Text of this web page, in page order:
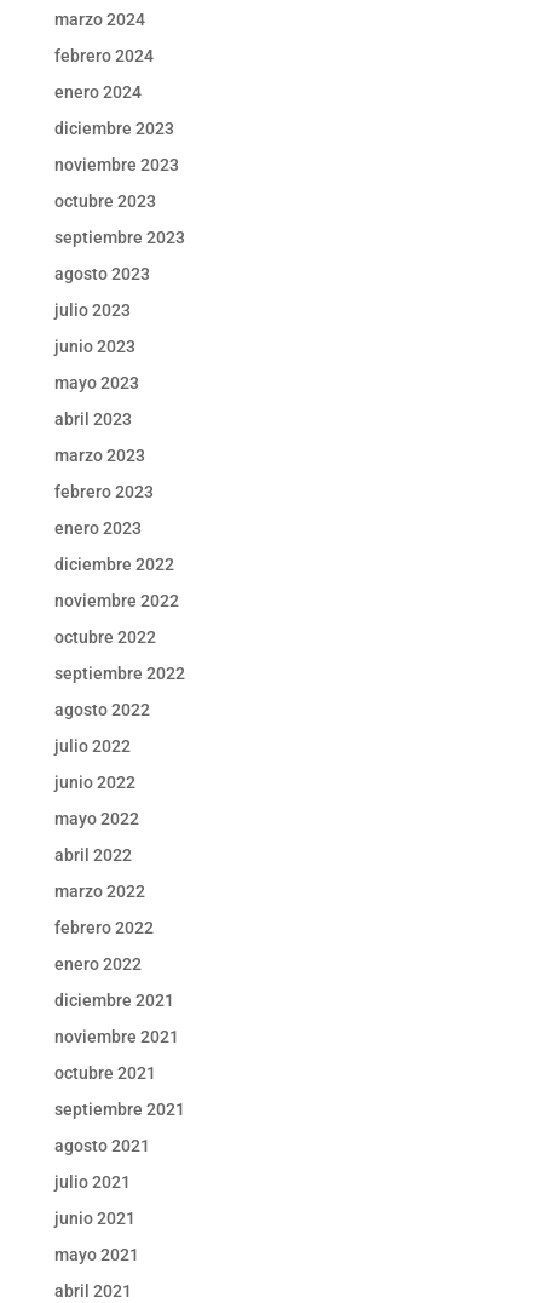
marzo 2024
febrero 2024
enero 2024
diciembre 2023
noviembre 2023
octubre 2023
septiembre 2023
agosto 2023
julio 2023
junio 2023
mayo 2023
abril 2023
marzo 2023
febrero 2023
enero 2023
diciembre 2022
noviembre 2022
octubre 2022
septiembre 2022
agosto 2022
julio 2022
junio 2022
mayo 2022
abril 2022
marzo 2022
febrero 2022
enero 2022
diciembre 2021
noviembre 2021
octubre 2021
septiembre 2021
agosto 2021
julio 2021
junio 2021
mayo 2021
abril 2021